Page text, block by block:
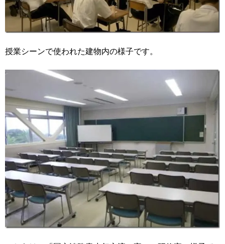
授業シーンで使われた建物内の様子です。